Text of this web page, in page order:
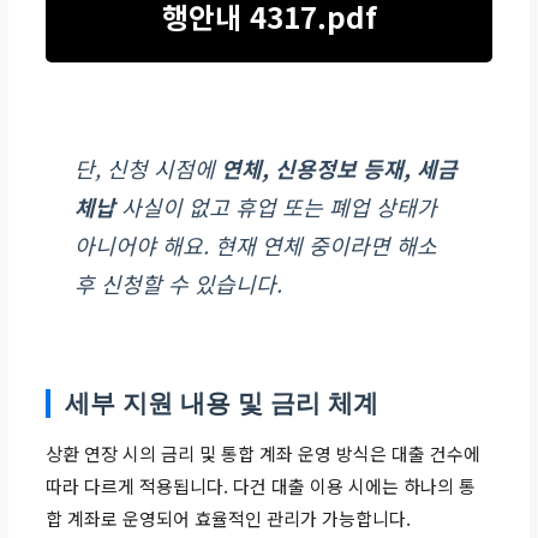
행안내 4317.pdf
단, 신청 시점에 연체, 신용정보 등재, 세금
체납사실이 없고 휴업 또는 폐업 상태가
아니어야 해요. 현재 연체 중이라면 해소
후 신청할 수 있습니다.
세부 지원 내용 및 금리 체계
상환 연장 시의 금리 및 통합 계좌 운영 방식은 대출 건수에
따라 다르게 적용됩니다. 다건 대출 이용 시에는 하나의 통
합 계좌로 운영되어 효율적인 관리가 가능합니다.